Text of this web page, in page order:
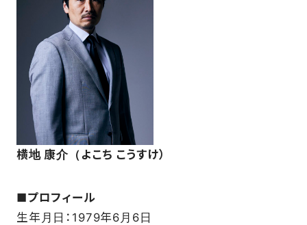
SHOP
CONTACT
お問い合わせ
CSRのご依頼
横地 康介（よこち こうすけ）
■プロフィール
生年月日：1979年6月6日